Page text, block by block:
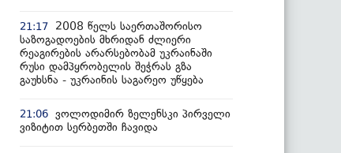
21:17
2008 წელს საერთაშორისო
საზოგადოების მხრიდან ძლიერი
რეაგირების არარსებობამ უკრაინაში
რუსი დამპყრობელის შეჭრას გზა
გაუხსნა - უკრაინის საგარეო უწყება
21:06 ვოლოდიმირ ზელენსკი პირველი
ვიზიტით სერბეთში ჩავიდა